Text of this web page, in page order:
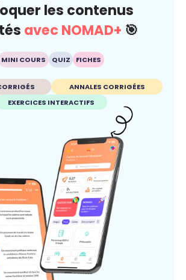
les contenus
avec NOMAD+ 🎯
MINI COURS QUIZ FICHES
ANNALES CORRIGÉES
EXERCICES INTERACTIFS